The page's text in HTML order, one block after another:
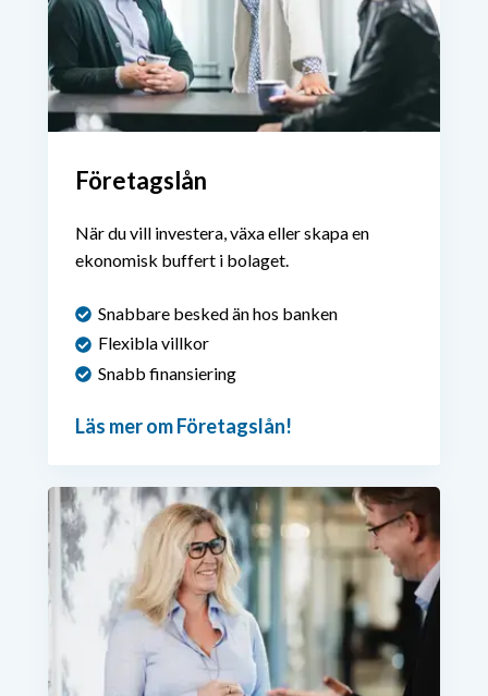
Företagslån
När du vill investera, växa eller skapa en
ekonomisk buffert i bolaget.
Snabbare besked än hos banken
Flexibla villkor
Snabb finansiering
Läs mer om Företagslån!